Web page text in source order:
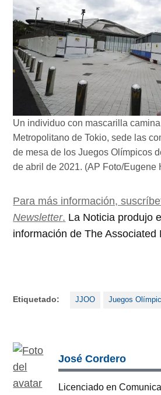
Un individuo con mascarilla
Metropolitano de Tokio, sede las
de mesa de los Juegos Olímpicos
de abril de 2021. (AP Foto/Eugene
Para más información,
Newsletter. La Noticia produjo
información de The Associated
Etiquetado: JJOO Juegos
José Cordero
Licenciado en